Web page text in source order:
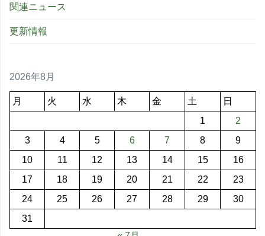
関連ニュース
更新情報
2026年8月
月 火 水 木 金 土
日
1
2
3
4 5 6 7 8
9
10
11 12 13 14 15
16
17
18 19 20 21 22
23
24
25 26 27 28 29
30
31